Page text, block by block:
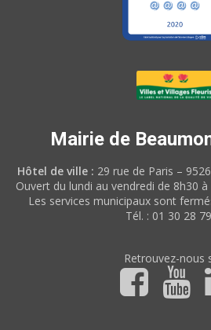
Mairie de
Hôtel de ville : 29 rue de Paris –
Ouvert du lundi au vendredi de 8h30
Les services municipaux sont
Tél. : 01 30 28
Retrouvez-nous